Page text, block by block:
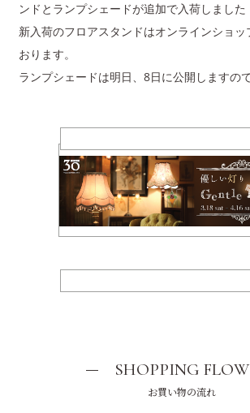
ンドとランプシェードが追加で入荷しました
新入荷のフロアスタンドはオンラインショ
おります。
ランプシェードは明日、8日に公開しますの
SHOPPING FLOW
お買い物の流れ